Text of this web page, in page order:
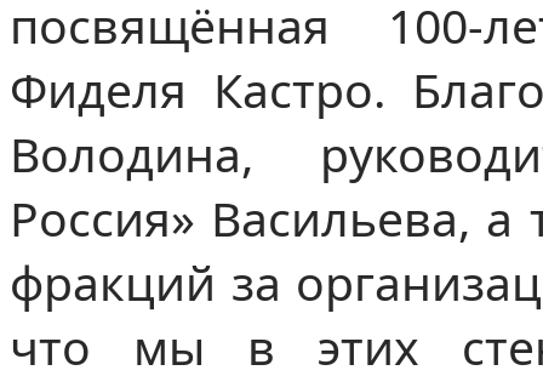
посвящённая
Фиделя Кастро.
Володина,
Россия» Васильева, а
фракций за
что мы в этих